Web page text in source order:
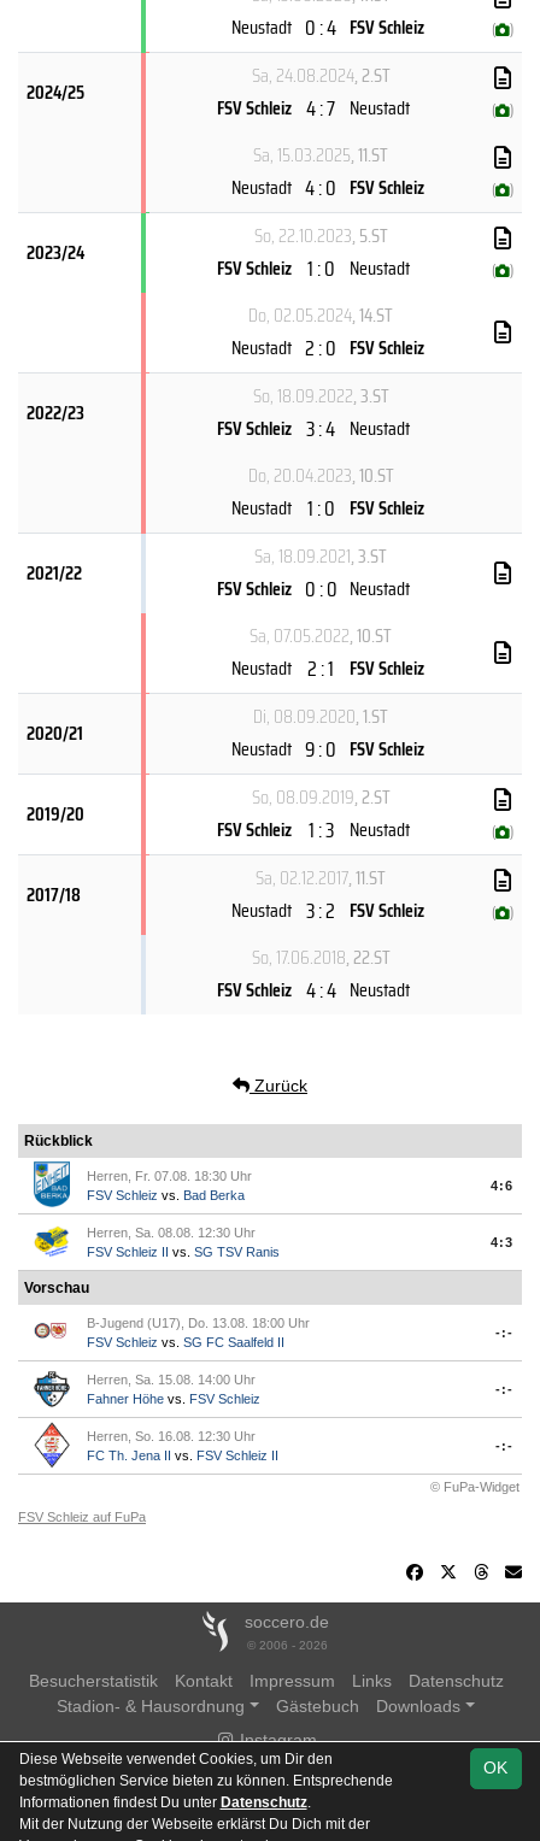
Neustadt 0 : 4 FSV Schleiz ( )
2024/25
Sa, 24.08.2024, 2.ST
FSV Schleiz 4 : 7 Neustadt ( )
Sa, 15.03.2025, 11.ST
Neustadt 4 : 0 FSV Schleiz ( )
2023/24
So, 22.10.2023, 5.ST
FSV Schleiz 1 : 0 Neustadt ( )
Do, 02.05.2024, 14.ST
Neustadt 2 : 0 FSV Schleiz
2022/23
So, 18.09.2022, 3.ST
FSV Schleiz 3 : 4 Neustadt
Do, 20.04.2023, 10.ST
Neustadt 1 : 0 FSV Schleiz
2021/22
Sa, 18.09.2021, 3.ST
FSV Schleiz 0 : 0 Neustadt
Sa, 07.05.2022, 10.ST
Neustadt 2 : 1 FSV Schleiz
2020/21
Di, 08.09.2020, 1.ST
Neustadt 9 : 0 FSV Schleiz
2019/20
So, 08.09.2019, 2.ST
FSV Schleiz 1 : 3 Neustadt ( )
2017/18
Sa, 02.12.2017, 11.ST
Neustadt 3 : 2 FSV Schleiz ( )
So, 17.06.2018, 22.ST
FSV Schleiz 4 : 4 Neustadt
Zurück
Rückblick
Herren, Fr. 07.08. 18:30 Uhr
FSV Schleiz vs. Bad Berka
4:6
Herren, Sa. 08.08. 12:30 Uhr
FSV Schleiz II vs. SG TSV Ranis
4:3
Vorschau
B-Jugend (U17), Do. 13.08. 18:00 Uhr
FSV Schleiz vs. SG FC Saalfeld II
-:-
Herren, Sa. 15.08. 14:00 Uhr
Fahner Höhe vs. FSV Schleiz
-:-
Herren, So. 16.08. 12:30 Uhr
FC Th. Jena II vs. FSV Schleiz II
-:-
© FuPa-Widget
FSV Schleiz auf FuPa
soccero.de
© 2006 - 2026
Besucherstatistik Kontakt Impressum Links
Datenschutz
Stadion- & Hausordnung
Gästebuch
Downloads
Instagram
OK
Diese Webseite verwendet Cookies, um Dir den
bestmöglichen Service bieten zu können. Entsprechende
Informationen findest Du unter Datenschutz.
Mit der Nutzung der Webseite erklärst Du Dich mit der